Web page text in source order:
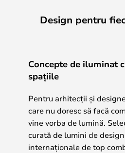
Design pentru
Concepte de iluminat
spațiile
Pentru arhitecții și
care nu doresc să facă
vine vorba de lumină.
curată de lumini de
internaționale de top